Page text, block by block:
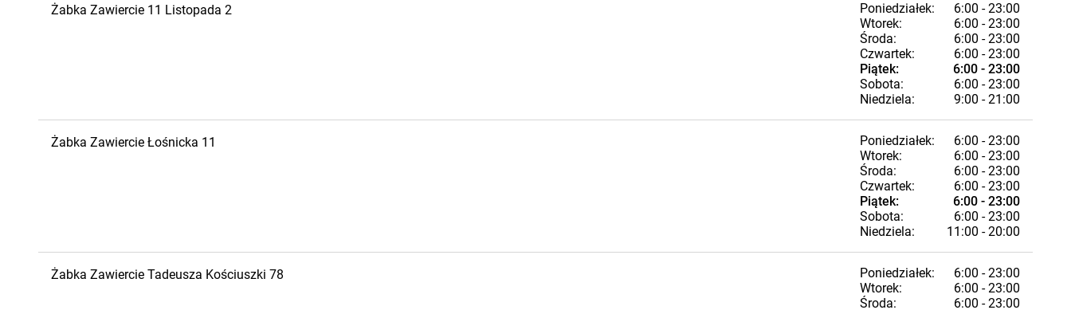
Żabka Zawiercie 11 Listopada 2 Poniedziałek:
6:00 - 23:00
Wtorek:
6:00 - 23:00
Środa:
6:00 - 23:00
Czwartek:
6:00 - 23:00
Piątek:
6:00 - 23:00
Sobota:
6:00 - 23:00
Niedziela:
9:00 - 21:00
Żabka Zawiercie Łośnicka 11 Poniedziałek:
6:00 - 23:00
Wtorek:
6:00 - 23:00
Środa:
6:00 - 23:00
Czwartek:
6:00 - 23:00
Piątek:
6:00 - 23:00
Sobota:
6:00 - 23:00
Niedziela:
11:00 - 20:00
Żabka Zawiercie Tadeusza Kościuszki 78 Poniedziałek:
6:00 - 23:00
Wtorek:
6:00 - 23:00
Środa:
6:00 - 23:00